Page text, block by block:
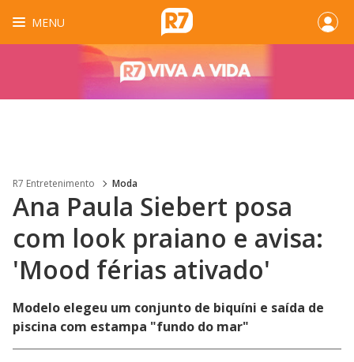
MENU
R7 Entretenimento Moda
Ana Paula Siebert posa
com look praiano e avisa:
'Mood férias ativado'
Modelo elegeu um conjunto de biquíni e saída de
piscina com estampa "fundo do mar"